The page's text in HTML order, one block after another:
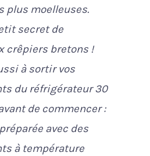
plus moelleuses.
secret de
crêpiers bretons !
à sortir vos
du réfrigérateur 30
de commencer :
avec des
à température